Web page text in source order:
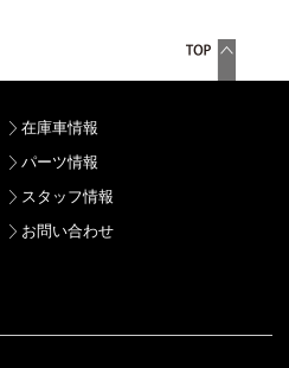
在庫車情報
パーツ情報
スタッフ情報
お問い合わせ